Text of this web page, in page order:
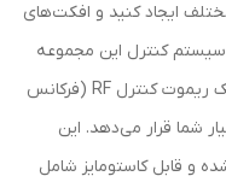
۱۶ میلیون رنگ مختلف ایجاد کنید و افکت‌های
سیستم کنترل این مجموعه
مبتنی بر کنترلر SP668 است که از طریق یک ریموت کنترل RF (فرکانس
شما قرار می‌دهد. این
شده و قابل کاستومایز شامل